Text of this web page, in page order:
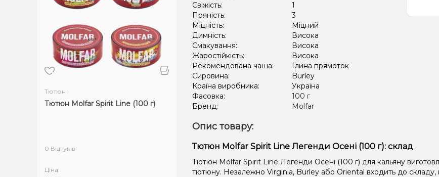
Тютюн
Тютюн Molfar Spirit Line (100 г)
0 Відгуків
Ціна:
Свіжість:
1
Пряність:
3
Міцність:
Міцний
Димність:
Висока
Смакування:
Висока
Жаростійкість:
Висока
Рекомендована чаша:
Глина прямоток
Сировина:
Burley
Країна виробника:
Україна
Фасовка:
100 г
Бренд:
Molfar
Опис товару:
Тютюн Molfar Spirit Line Легенди Осені (100 г): склад
Тютюн Molfar Spirit Line Легенди Осені (100 г) для кальяну
тютюну. Незалежно Virginia, Burley або Oriental входить до